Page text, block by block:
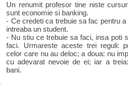
Un renumit profesor tine niste
sunt economie si banking.
- Ce credeti ca trebuie sa fac pentru
intreaba un student.
- Nu stiu ce trebuie sa faci, insa poti
faci. Urmareste aceste trei reguli:
celor care nu au deloc; a doua: nu
cu adevarat nevoie de ei; iar a
bani.